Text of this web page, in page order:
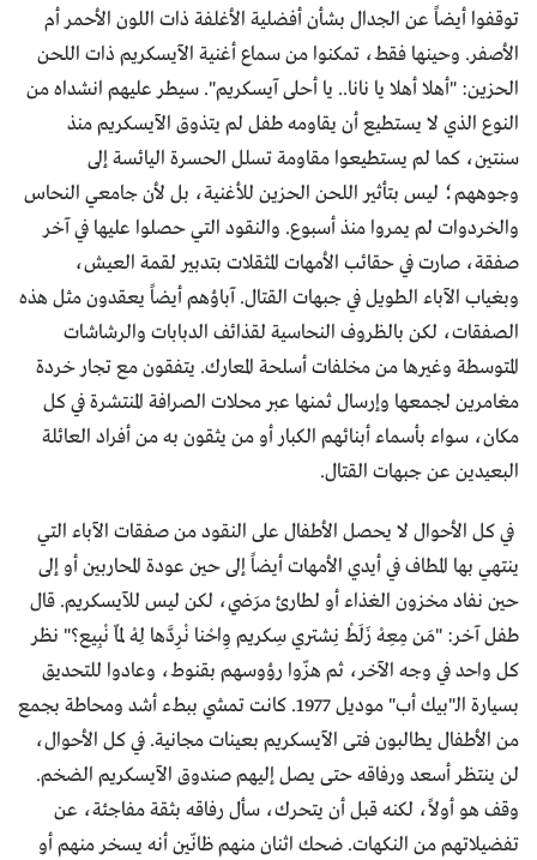
توقفوا أيضاً عن الجدال بشأن أفضلية الأغلفة ذات اللون الأحمر أم
الأصفر. وحينها فقط، تمكنوا من سماع أغنية الآيسكريم ذات اللحن
الحزين: "أهلا أهلا يا نانا.. يا أحلى آيسكريم". سيطر عليهم انشداه من
النوع الذي لا يستطيع أن يقاومه طفل لم يتذوق الآيسكريم منذ
سنتين، كما لم يستطيعوا مقاومة تسلل الحسرة اليائسة إلى
وجوههم؛ ليس بتأثير اللحن الحزين للأغنية، بل لأن جامعي النحاس
والخردوات لم يمروا منذ أسبوع. والنقود التي حصلوا عليها في آخر
صفقة، صارت في حقائب الأمهات المثقلات بتدبير لقمة العيش،
وبغياب الآباء الطويل في جبهات القتال. آباؤهم أيضاً يعقدون مثل هذه
الصفقات، لكن بالظروف النحاسية لقذائف الدبابات والرشاشات
المتوسطة وغيرها من مخلفات أسلحة المعارك. يتفقون مع تجار خردة
مغامرين لجمعها وإرسال ثمنها عبر محلات الصرافة المنتشرة في كل
مكان، سواء بأسماء أبنائهم الكبار أو من يثقون به من أفراد العائلة
البعيدين عن جبهات القتال.
في كل الأحوال لا يحصل الأطفال على النقود من صفقات الآباء التي
ينتهي بها المطاف في أيدي الأمهات أيضاً إلى حين عودة المحاربين أو إلى
حين نفاد مخزون الغذاء أو لطارئ مرَضي، لكن ليس للآيسكريم. قال
طفل آخر: "مَن مِعِهْ زَلَطْ نِشتري سِكريم وِاحْنا نْرِدَّها لِهْ لمّا نْبِيع؟" نظر
كل واحد في وجه الآخر، ثم هزّوا رؤوسهم بقنوط، وعادوا للتحديق
بسيارة الـ"بيك أب" موديل 1977. كانت تمشي ببطء أشد ومحاطة بجمع
من الأطفال يطالبون فتى الآيسكريم بعينات مجانية. في كل الأحوال،
لن ينتظر أسعد ورفاقه حتى يصل إليهم صندوق الآيسكريم الضخم.
وقف هو أولاً، لكنه قبل أن يتحرك، سأل رفاقه بثقة مفاجئة، عن
تفضيلاتهم من النكهات. ضحك اثنان منهم ظانّين أنه يسخر منهم أو